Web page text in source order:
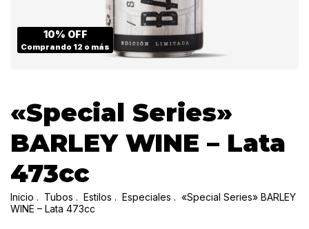
«Special Series»
BARLEY WINE – Lata
473cc
Inicio . Tubos . Estilos . Especiales . «Special Series» BARLEY
WINE – Lata 473cc
10% OFF
Comprando 12 o más